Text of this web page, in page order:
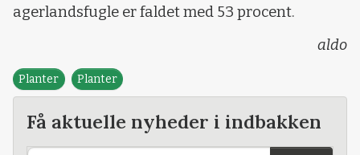
agerlandsfugle er faldet med 53 procent.
aldo
Planter Planter
Få aktuelle nyheder i indbakken